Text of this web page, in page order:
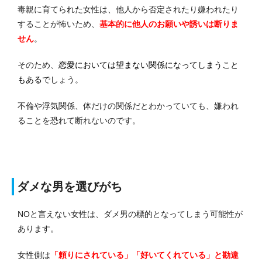
毒親に育てられた女性は、他人から否定されたり嫌われたり
することが怖いため、 基本的に他人のお願いや誘いは断りま
せん。
そのため、 恋愛においては望まない関係になってしまうこと
もあるでしょう。
不倫や浮気関係、体だけの関係だとわかっていても、嫌われ
ることを恐れて断れないのです。
ダメな男を選びがち
NOと言えない女性は、ダメ男の標的となってしまう可能性が
あります。
女性側は 「頼りにされている」「好いてくれている」と勘違